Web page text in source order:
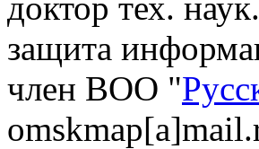
защита
член ВОО "